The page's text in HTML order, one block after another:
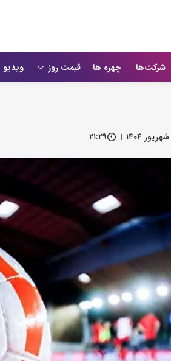
شرکت‌ها چهره ها قیمت روز ویدیو
۲۱:۲۹